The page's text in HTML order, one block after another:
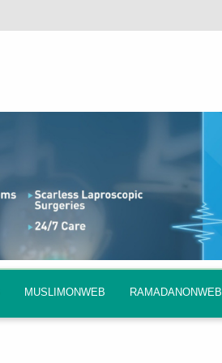
MUSLIMONWEB RAMADANONWEB